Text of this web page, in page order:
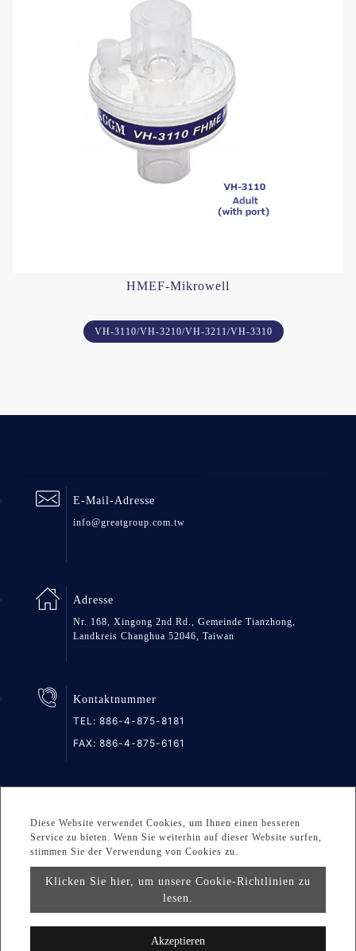
HMEF-Mikrowell
VH-3110/VH-3210/VH-3211/VH-3310
Diese Website verwendet Cookies, um Ihnen einen besseren
Service zu bieten. Wenn Sie weiterhin auf dieser Website surfen,
stimmen Sie der Verwendung von Cookies zu.
Klicken Sie hier, um unsere Cookie-Richtlinien zu
lesen.
Akzeptieren
E-Mail-Adresse
info@greatgroup.com.tw
Adresse
Nr. 168, Xingong 2nd Rd., Gemeinde Tianzhong,
Landkreis Changhua 52046, Taiwan
Kontaktnummer
TEL: 886-4-875-8181
FAX: 886-4-875-6161
Seitenverzeichnis Datenschutz DESIGNED BY Atteipo
Copyright © 2026 GREAT GROUP MEDICAL CO., LTD. All
rights reserved.
info@greatgroup.com.tw